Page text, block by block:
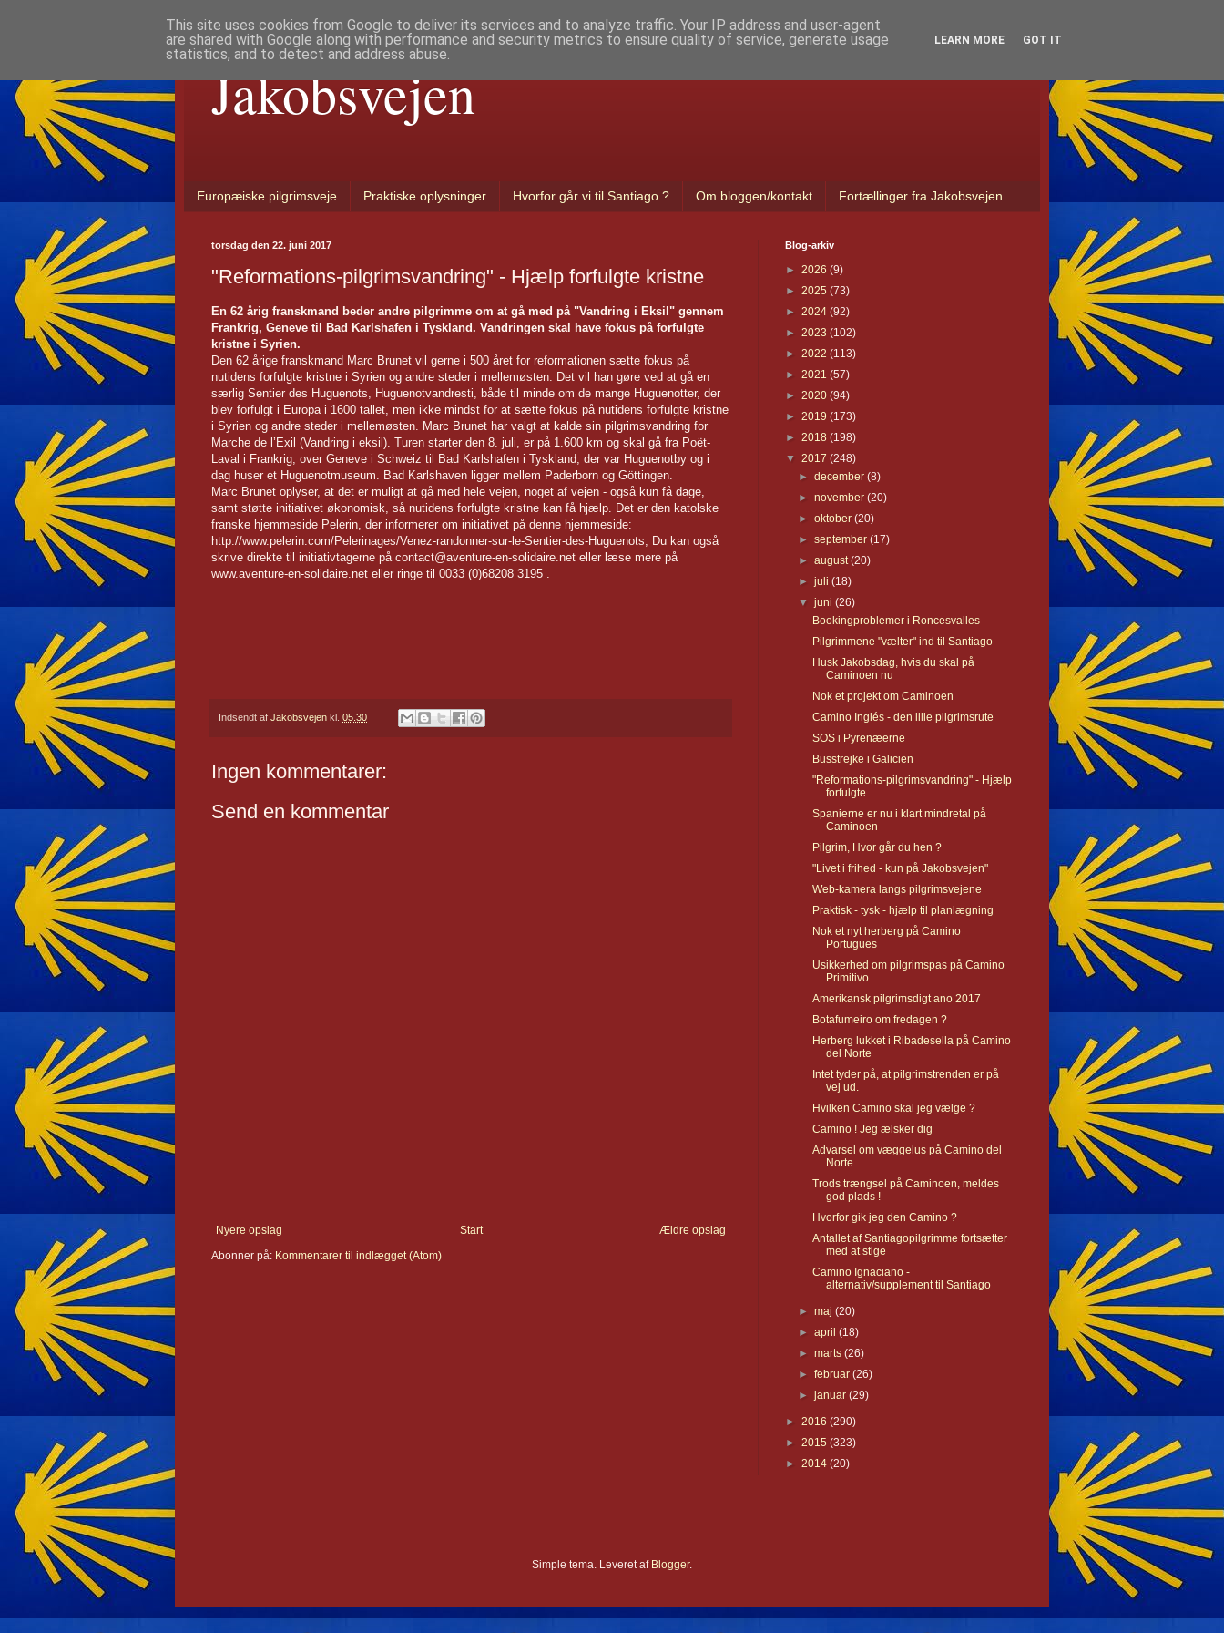
Jakobsvejen
Europæiske pilgrimsveje Praktiske oplysninger Hvorfor går vi til Santiago ? Om bloggen/kontakt Fortællinger fra Jakobsvejen
torsdag den 22. juni 2017
"Reformations-pilgrimsvandring" - Hjælp forfulgte kristne
En 62 årig franskmand beder andre pilgrimme om at gå med på "Vandring i Eksil" gennem
Frankrig, Geneve til Bad Karlshafen i Tyskland. Vandringen skal have fokus på forfulgte
kristne i Syrien.
Den 62 årige franskmand Marc Brunet vil gerne i 500 året for reformationen sætte fokus på
nutidens forfulgte kristne i Syrien og andre steder i mellemøsten. Det vil han gøre ved at gå en
særlig Sentier des Huguenots, Huguenotvandresti, både til minde om de mange Huguenotter, der
blev forfulgt i Europa i 1600 tallet, men ikke mindst for at sætte fokus på nutidens forfulgte kristne
i Syrien og andre steder i mellemøsten. Marc Brunet har valgt at kalde sin pilgrimsvandring for
Marche de l’Exil (Vandring i eksil). Turen starter den 8. juli, er på 1.600 km og skal gå fra Poët-
Laval i Frankrig, over Geneve i Schweiz til Bad Karlshafen i Tyskland, der var Huguenotby og i
dag huser et Huguenotmuseum. Bad Karlshaven ligger mellem Paderborn og Göttingen.
Marc Brunet oplyser, at det er muligt at gå med hele vejen, noget af vejen - også kun få dage,
samt støtte initiativet økonomisk, så nutidens forfulgte kristne kan få hjælp. Det er den katolske
franske hjemmeside Pelerin, der informerer om initiativet på denne hjemmeside:
http://www.pelerin.com/Pelerinages/Venez-randonner-sur-le-Sentier-des-Huguenots; Du kan også
skrive direkte til initiativtagerne på contact@aventure-en-solidaire.net eller læse mere på
www.aventure-en-solidaire.net eller ringe til 0033 (0)68208 3195 .
Indsendt af Jakobsvejen kl. 05.30
Ingen kommentarer:
Send en kommentar
Nyere opslag Ældre opslag
Start
Abonner på: Kommentarer til indlægget (Atom)
Blog-arkiv
► 2026 (9)
► 2025 (73)
► 2024 (92)
► 2023 (102)
► 2022 (113)
► 2021 (57)
► 2020 (94)
► 2019 (173)
► 2018 (198)
▼ 2017 (248)
►december(8)
►november(20)
►oktober(20)
►september(17)
►august(20)
►juli(18)
▼juni(26)
Bookingproblemer i Roncesvalles
Pilgrimmene "vælter" ind til Santiago
Husk Jakobsdag, hvis du skal på
Caminoen nu
Nok et projekt om Caminoen
Camino Inglés - den lille pilgrimsrute
SOS i Pyrenæerne
Busstrejke i Galicien
"Reformations-pilgrimsvandring" - Hjælp
forfulgte ...
Spanierne er nu i klart mindretal på
Caminoen
Pilgrim, Hvor går du hen ?
"Livet i frihed - kun på Jakobsvejen"
Web-kamera langs pilgrimsvejene
Praktisk - tysk - hjælp til planlægning
Nok et nyt herberg på Camino
Portugues
Usikkerhed om pilgrimspas på Camino
Primitivo
Amerikansk pilgrimsdigt ano 2017
Botafumeiro om fredagen ?
Herberg lukket i Ribadesella på Camino
del Norte
Intet tyder på, at pilgrimstrenden er på
vej ud.
Hvilken Camino skal jeg vælge ?
Camino ! Jeg ælsker dig
Advarsel om væggelus på Camino del
Norte
Trods trængsel på Caminoen, meldes
god plads !
Hvorfor gik jeg den Camino ?
Antallet af Santiagopilgrimme fortsætter
med at stige
Camino Ignaciano -
alternativ/supplement til Santiago
►maj(20)
►april(18)
►marts(26)
►februar(26)
►januar(29)
► 2016 (290)
► 2015 (323)
► 2014 (20)
Simple tema. Leveret af Blogger.
This site uses cookies from Google to deliver its services and to analyze traffic. Your IP address and user-agent
are shared with Google along with performance and security metrics to ensure quality of service, generate usage
statistics, and to detect and address abuse.
LEARN MORE GOT IT